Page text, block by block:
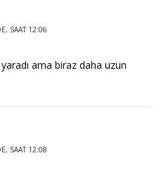
SAAT 12:06
ama biraz daha uzun
SAAT 12:08